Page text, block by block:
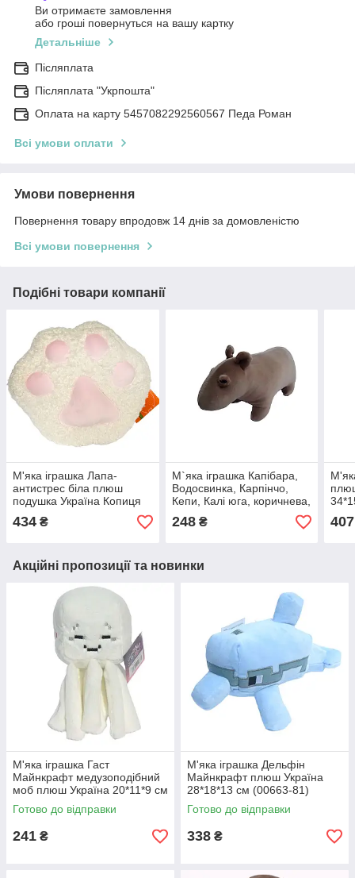
Ви отримаєте замовлення
або гроші повернуться на вашу картку
Детальніше
Післяплата
Післяплата "Укрпошта"
Оплата на карту 5457082292560567 Педа Роман
Всі умови оплати
Умови повернення
Повернення товару впродовж 14 днів за домовленістю
Всі умови повернення
Подібні товари компанії
М'яка іграшка Лапа-
антистрес біла плюш
подушка Україна Копиця
33*9*35см (00066-60)
434 ₴
М`яка іграшка Капібара,
Водосвинка, Карпінчо,
Кепи, Калі юга, коричнева,
плюш, Копиця, Україна, 28
см. (00173-6)
248₴ 407
Акційні пропозиції та новинки
М'яка іграшка Гаст
Майнкрафт медузоподібний
моб плюш Україна 20*11*9 см
(00663-80)
Готово до відправки
241 ₴
М'яка іграшка Дельфін
Майнкрафт плюш Україна
28*18*13 см (00663-81)
Готово до відправки
338 ₴